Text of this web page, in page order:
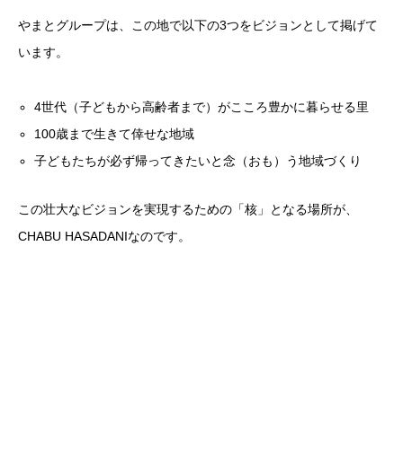
やまとグループは、この地で以下の3つをビジョンとして掲げて
います。
4世代（子どもから高齢者まで）がこころ豊かに暮らせる里
100歳まで生きて倖せな地域
子どもたちが必ず帰ってきたいと念（おも）う地域づくり
この壮大なビジョンを実現するための「核」となる場所が、
CHABU HASADANIなのです。